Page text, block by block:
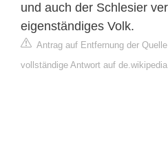
und auch der Schlesier
eigenständiges Volk.
Antrag auf Entfernung der Quelle
vollständige Antwort auf